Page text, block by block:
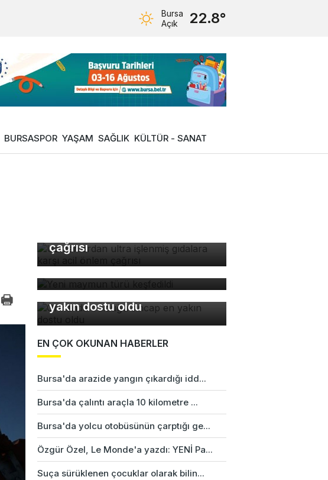
Bursa
Açık
22.8°
BURSASPOR YAŞAM SAĞLIK KÜLTÜR - SANAT
çağrısı
Yeni maymun türü keşfedildi
Ormanda bulduğu sincap en
yakın dostu oldu
EN ÇOK OKUNAN HABERLER
Bursa'da arazide yangın çıkardığı idd...
Bursa'da çalıntı araçla 10 kilometre ...
Bursa'da yolcu otobüsünün çarptığı ge...
Özgür Özel, Le Monde'a yazdı: YENİ Pa...
Suça sürüklenen çocuklar olarak bilin...